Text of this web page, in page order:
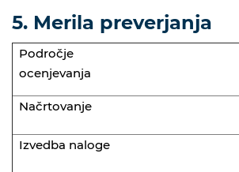
5. Merila preverjanja
Področje
ocenjevanja
Načrtovanje
Izvedba naloge